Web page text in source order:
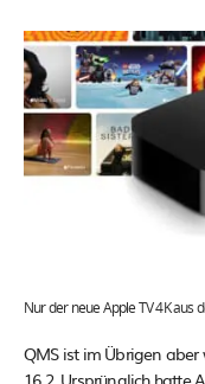
Nur der neue Apple TV 4K aus
QMS ist im Übrigen